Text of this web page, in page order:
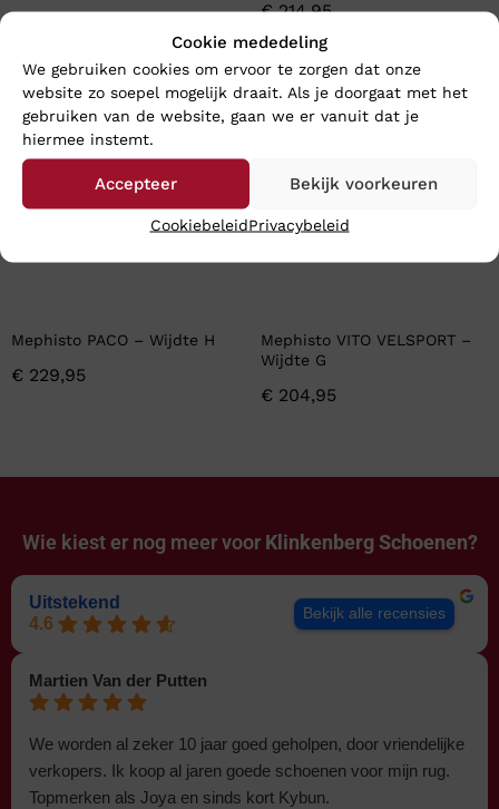
Cookie mededeling
We gebruiken cookies om ervoor te zorgen dat onze
website zo soepel mogelijk draait. Als je doorgaat met het
gebruiken van de website, gaan we er vanuit dat je
hiermee instemt.
Accepteer Bekijk voorkeuren
CookiebeleidPrivacybeleid
€214,95
Nieuw
Mephisto PACO – Wijdte H
€ 229,95
Nieuw
Mephisto VITO VELSPORT –
Wijdte G
€ 204,95
Wie kiest er nog meer voor Klinkenberg Schoenen?
Uitstekend
4.6
Bekijk alle recensies
Martien Van der Putten
We worden al zeker 10 jaar goed geholpen, door vriendelijke
verkopers. Ik koop al jaren goede schoenen voor mijn rug.
Topmerken als Joya en sinds kort Kybun.